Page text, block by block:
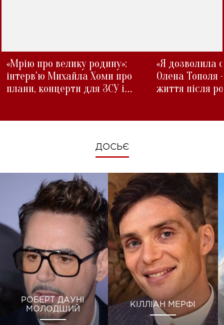
«Мрію про велику родину»:
інтерв'ю Михайла Хоми про
плани, концерти для ЗСУ і
«Я дозволила
Олена Тополя
життя після
ДОСЬЄ
РОБЕРТ ДАУНІ
МОЛОДШИЙ
КІЛЛІАН МЕРФІ